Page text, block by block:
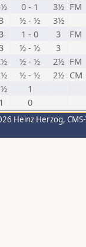
0 - 1 3½ FM
½ - ½
3½
1 - 0 3
FM
½ - ½
3
½ - ½ 2½ FM
½ - ½ 2½ CM
1
1 0
Heinz Herzog,